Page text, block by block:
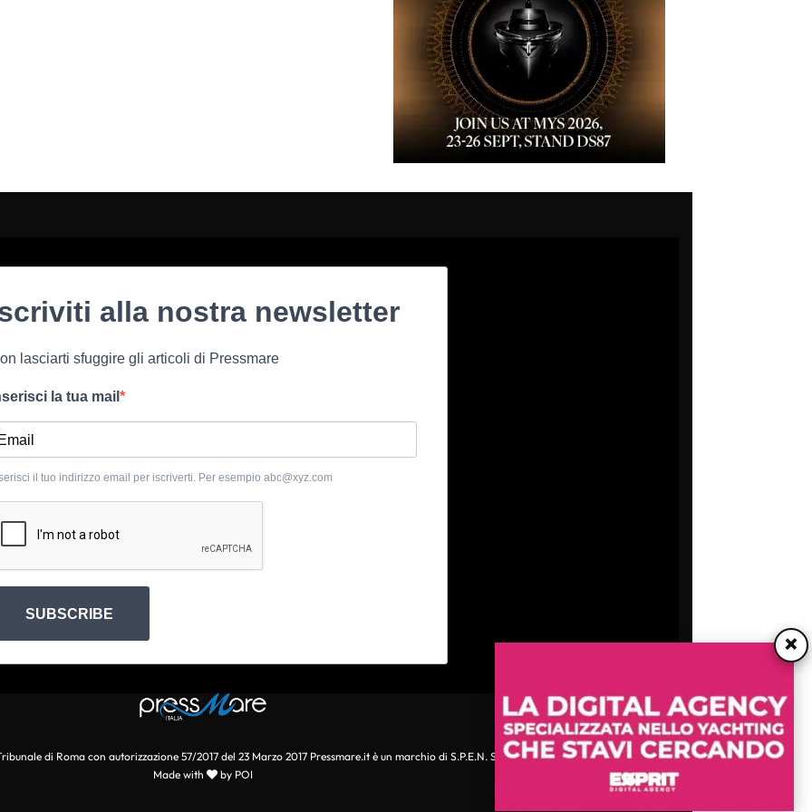
×
alla nostra newsletter
lasciarti sfuggire gli articoli di Pressmare
la tua mail
il tuo indirizzo email per iscriverti. Per esempio abc@xyz.com
SUBSCRIBE
di Roma con autorizzazione 57/2017 del 23 Marzo 2017 Pressmare.it è un marchio di S.P.E.N. Srl - P.IVA 06511641000
Made with
by POI